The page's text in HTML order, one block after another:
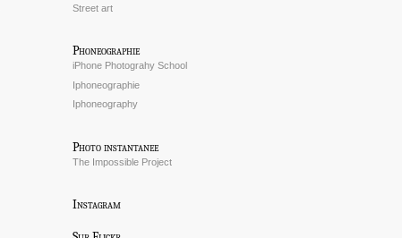
Street art
Phoneographie
iPhone Photograhy School
Iphoneographie
Iphoneography
Photo instantanee
The Impossible Project
Instagram